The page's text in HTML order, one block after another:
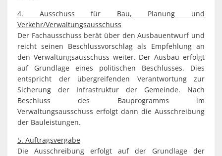
4. Ausschuss für Bau, Planung und
Verkehr/Verwaltungsausschuss
Der Fachausschuss berät über den Ausbauentwurf und
reicht seinen Beschlussvorschlag als Empfehlung an
den Verwaltungsausschuss weiter. Der Ausbau erfolgt
auf Grundlage eines politischen Beschlusses. Dies
entspricht der übergreifenden Verantwortung zur
Sicherung der Infrastruktur der Gemeinde. Nach
Beschluss des Bauprogramms im
Verwaltungsausschuss erfolgt dann die Ausschreibung
der Bauleistungen.
5. Auftragsvergabe
Die Ausschreibung erfolgt auf der Grundlage der